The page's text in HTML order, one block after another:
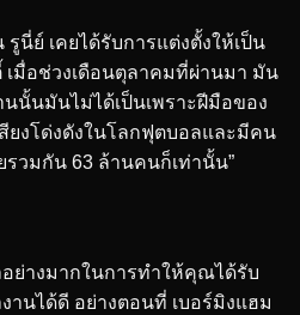
รูนี่ย์ เคยได้รับการแต่งตั้งให้เป็น
มื่อช่วงเดือนตุลาคมที่ผ่านมา มัน
นั้นมันไม่ได้เป็นเพราะฝีมือของ
สียงโด่งดังในโลกฟุตบอลและมีคน
รวมกัน 63 ล้านคนก็เท่านั้น”
อย่างมากในการทำให้คุณได้รับ
านได้ดี อย่างตอนที่ เบอร์มิงแฮม